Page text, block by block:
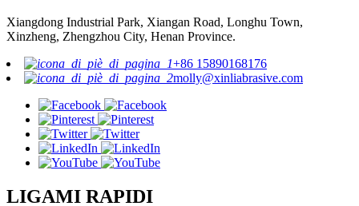
Xiangdong Industrial Park, Xiangan Road, Longhu Town,
Xinzheng, Zhengzhou City, Henan Province.
+86 15890168176
molly@xinliabrasive.com
LIGAMI RAPIDI